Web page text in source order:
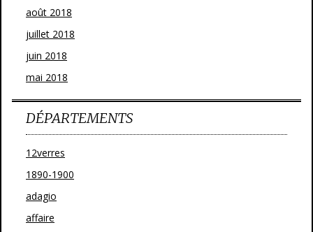
août 2018
juillet 2018
juin 2018
mai 2018
DÉPARTEMENTS
12verres
1890-1900
adagio
affaire